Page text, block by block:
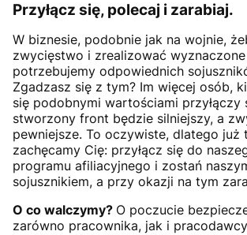
Przyłącz się, polecaj i zarabiaj.
W biznesie, podobnie jak na wojnie,
zwycięstwo i zrealizować
potrzebujemy odpowiednich
Zgadzasz się z tym? Im więcej osób,
się podobnymi wartościami przyłączy
stworzony front będzie silniejszy, a
pewniejsze. To oczywiste, dlatego już
zachęcamy Cię: przyłącz się do
programu afiliacyjnego i zostań
sojusznikiem, a przy okazji na tym
O co walczymy? O poczucie
zarówno pracownika, jak i